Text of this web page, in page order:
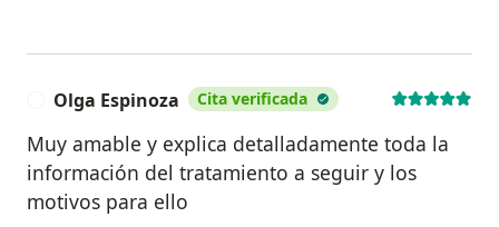
Olga Espinoza Cita verificada
Muy amable y explica detalladamente toda la
información del tratamiento a seguir y los
motivos para ello